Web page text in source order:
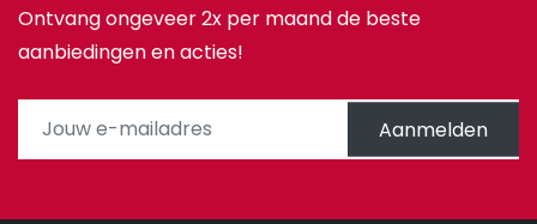
Ontvang ongeveer 2x per maand de beste
aanbiedingen en acties!
Aanmelden